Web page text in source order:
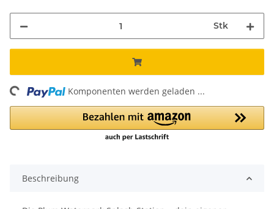
Stk
Komponenten werden geladen ...
Beschreibung